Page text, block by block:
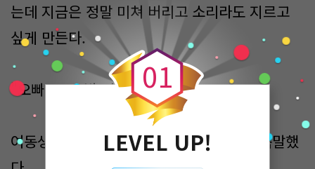
는데 지금은 정말 미쳐 버리고 소리라도 지르고
싶게 만든다.
"오빠. 그 초밥 먹으면 큰일 나"
여동생이 주변 눈치를 보며 조심스럽게 귓속말했
0
0
1
LEVEL UP!